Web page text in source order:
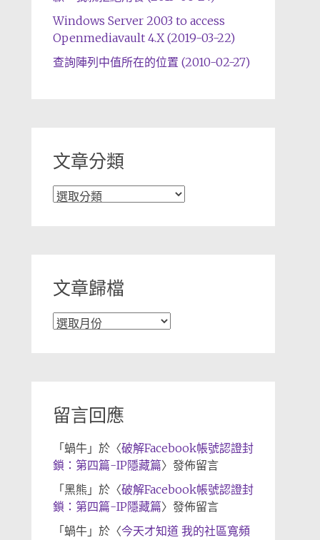
Windows Server 2003 to access
Openmediavault 4.X (2019-03-22)
查詢陣列中值所在的位置 (2010-02-27)
文章分類
文
文章歸檔
文
留言回應
「 蝸牛」於〈破解Facebook帳號認證封
鎖：第四篇-IP隱藏篇〉發佈留言
「 黑熊 」於〈破解Facebook帳號認證封
鎖：第四篇-IP隱藏篇〉發佈留言
「 蝸牛」於〈今天才知道 我的社區寬頻